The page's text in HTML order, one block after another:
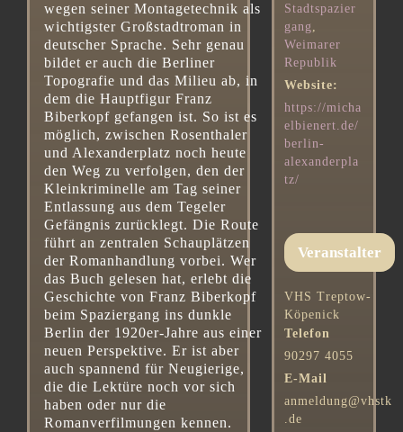
wegen seiner Montagetechnik als
wichtigster Großstadtroman in
deutscher Sprache. Sehr genau
bildet er auch die Berliner
Topografie und das Milieu ab, in
dem die Hauptfigur Franz
Biberkopf gefangen ist. So ist es
möglich, zwischen Rosenthaler
und Alexanderplatz noch heute
den Weg zu verfolgen, den der
Kleinkriminelle am Tag seiner
Entlassung aus dem Tegeler
Gefängnis zurücklegt. Die Route
führt an zentralen Schauplätzen
der Romanhandlung vorbei. Wer
das Buch gelesen hat, erlebt die
Geschichte von Franz Biberkopf
beim Spaziergang ins dunkle
Berlin der 1920er-Jahre aus einer
neuen Perspektive. Er ist aber
auch spannend für Neugierige,
die die Lektüre noch vor sich
haben oder nur die
Romanverfilmungen kennen.
Stadtspazier
gang
Weimarer
Republik
Website:
https://micha
elbienert.de/
berlin-
alexanderpla
tz/
Veranstalter
VHS Treptow-
Köpenick
Telefon
90297 4055
E-Mail
anmeldung@vhstk
.de